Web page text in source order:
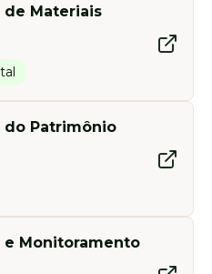
de Materiais
do Patrimônio
e Monitoramento